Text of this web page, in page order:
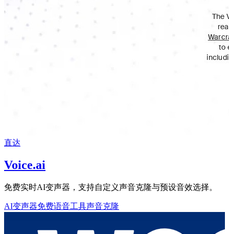
直达
Voice.ai
免费实时AI变声器，支持自定义声音克隆与预设音效选择。
AI变声器免费语音工具声音克隆